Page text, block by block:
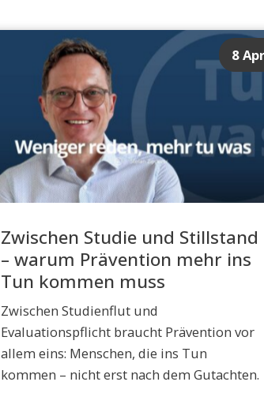
8
Zwischen Studie und Stillstand
– warum Prävention mehr ins
Tun kommen muss
Zwischen Studienflut und
Evaluationspflicht braucht Prävention vor
allem eins: Menschen, die ins Tun
kommen – nicht erst nach dem Gutachten.